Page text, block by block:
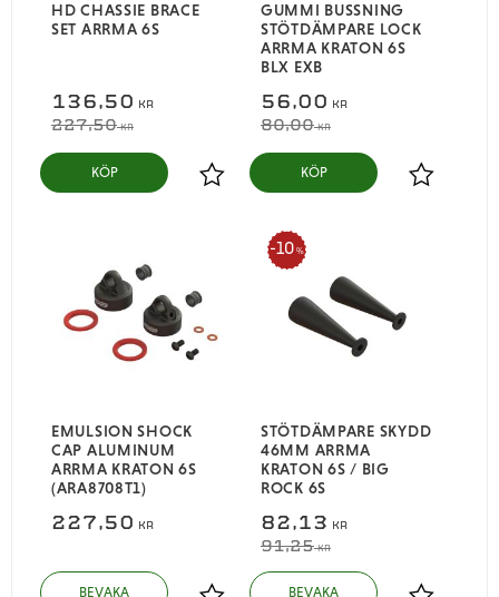
HD CHASSIE BRACE
SET ARRMA 6S
136,50 KR
227,50KR
Lägg till i favoriter
KÖP
GUMMI BUSSNING
STÖTDÄMPARE LOCK
ARRMA KRATON 6S
BLX EXB
56,00 KR
80,00KR
Lägg till i
KÖP
EMULSION SHOCK
CAP ALUMINUM
ARRMA KRATON 6S
(ARA8708T1)
227,50 KR
STÖTDÄMPARE SKYDD
46MM ARRMA
KRATON 6S / BIG
ROCK 6S
82,13 KR
91,25KR
10 %